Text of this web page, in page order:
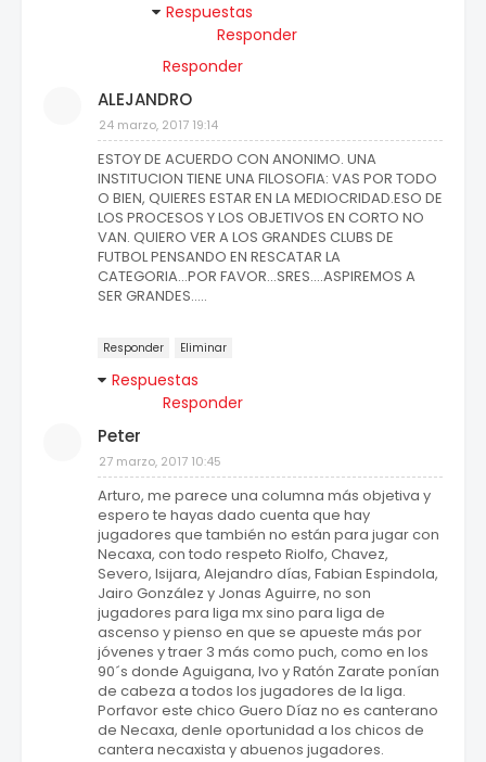
Respuestas
Responder
Responder
ALEJANDRO
24 marzo, 2017 19:14
ESTOY DE ACUERDO CON ANONIMO. UNA
INSTITUCION TIENE UNA FILOSOFIA: VAS POR TODO
O BIEN, QUIERES ESTAR EN LA MEDIOCRIDAD.ESO DE
LOS PROCESOS Y LOS OBJETIVOS EN CORTO NO
VAN. QUIERO VER A LOS GRANDES CLUBS DE
FUTBOL PENSANDO EN RESCATAR LA
CATEGORIA...POR FAVOR...SRES....ASPIREMOS A
SER GRANDES.....
Responder Eliminar
Respuestas
Responder
Peter
27 marzo, 2017 10:45
Arturo, me parece una columna más objetiva y
espero te hayas dado cuenta que hay
jugadores que también no están para jugar con
Necaxa, con todo respeto Riolfo, Chavez,
Severo, Isijara, Alejandro días, Fabian Espindola,
Jairo González y Jonas Aguirre, no son
jugadores para liga mx sino para liga de
ascenso y pienso en que se apueste más por
jóvenes y traer 3 más como puch, como en los
90´s donde Aguigana, Ivo y Ratón Zarate ponían
de cabeza a todos los jugadores de la liga.
Porfavor este chico Guero Díaz no es canterano
de Necaxa, denle oportunidad a los chicos de
cantera necaxista y abuenos jugadores.